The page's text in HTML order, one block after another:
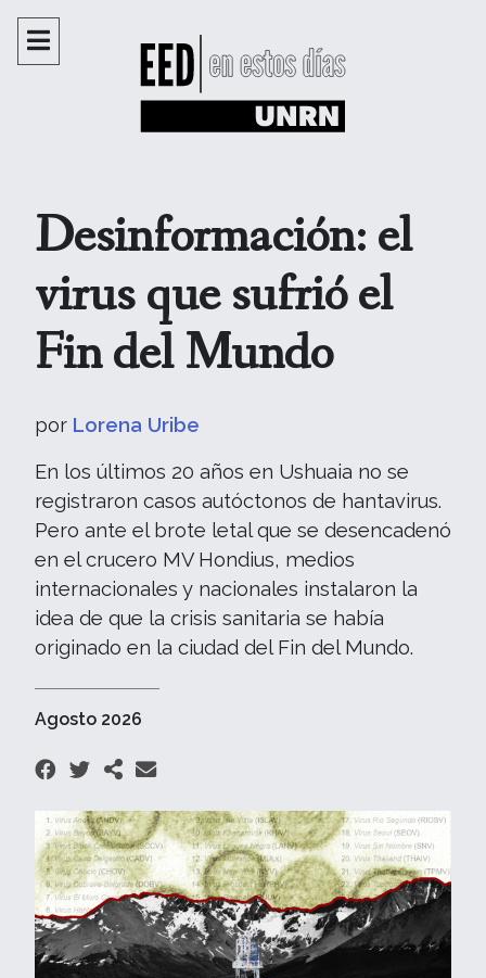
Desinformación: el
virus que sufrió el
Fin del Mundo
por Lorena Uribe
En los últimos 20 años en Ushuaia no se
registraron casos autóctonos de hantavirus.
Pero ante el brote letal que se desencadenó
en el crucero MV Hondius, medios
internacionales y nacionales instalaron la
idea de que la crisis sanitaria se había
originado en la ciudad del Fin del Mundo.
Agosto 2026